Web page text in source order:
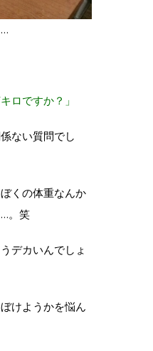
ロですか？」
ない質問でし
くの体重なんか
。笑
デカいんでしょ
けようかを悩ん